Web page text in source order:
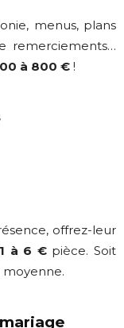
menus, plans
remerciements…
à 800 € !
offrez-leur
1 à 6 €pièce. Soit
moyenne.